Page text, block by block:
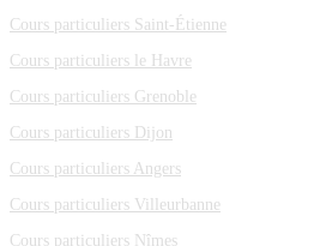
Cours particuliers Saint-Étienne
Cours particuliers le Havre
Cours particuliers Grenoble
Cours particuliers Dijon
Cours particuliers Angers
Cours particuliers Villeurbanne
Cours particuliers Nîmes